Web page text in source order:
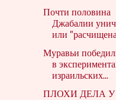
Почти половина
Джабалии
или
Муравьи
в
израильских...
ПЛОХИ ДЕЛА У